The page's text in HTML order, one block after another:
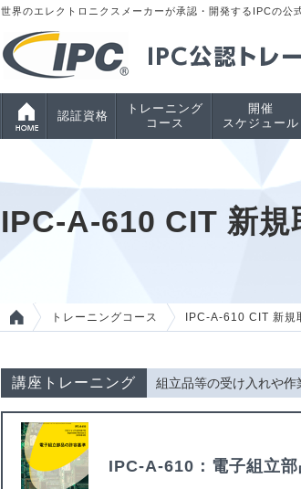
世界のエレクトロニクスメーカーが承認・開発するIPCの公
認証資格
トレーニング
コース
開催
スケジュール
IPC-A-610 CIT 新規
トレーニングコース IPC-A-610 CIT 新規
講座トレーニング 組立品等の受け入れや
IPC-A-610： 電子組立